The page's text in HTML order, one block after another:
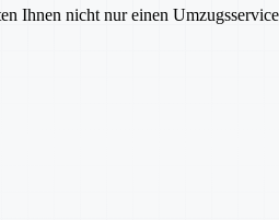
Ihnen nicht nur einen